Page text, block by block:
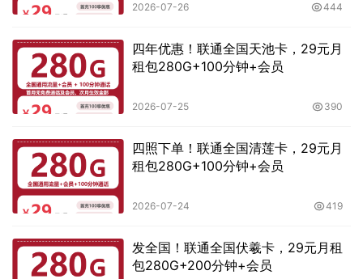
2026-07-26 444
四年优惠！联通全国天池卡，29元月
租包280G+100分钟+会员
2026-07-25 390
四照下单！联通全国清莲卡，29元月
租包280G+100分钟+会员
2026-07-24 419
发全国！联通全国伏羲卡，29元月租
包280G+200分钟+会员